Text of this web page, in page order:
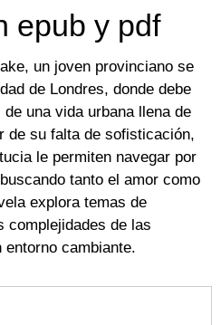
epub y pdf
un joven provinciano se
de Londres, donde debe
una vida urbana llena de
de su falta de sofisticación,
le permiten navegar por
tanto el amor como
explora temas de
complejidades de las
entorno cambiante.